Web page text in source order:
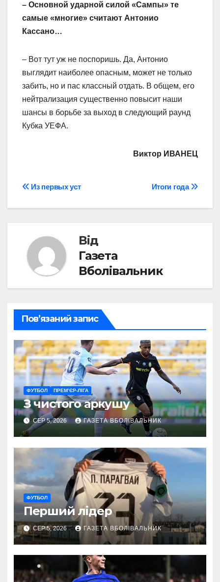
– Основной ударной силой «Сампы» те
самые «многие» считают Антонио
Кассано…
– Вот тут уж не поспоришь. Да, Антонио
выглядит наиболее опасным, может не только
забить, но и пас классный отдать. В общем, его
нейтрализация существенно повысит наши
шансы в борьбе за выход в следующий раунд
Кубка УЕФА.
Виктор ИВАНЕЦ
Навігація
записів
Итоги года
Из первых уст
Від
Газета
Вболівальник
Пов’язаний запис
ФУТБОЛ ПРЕМ’ЄР-ЛІГА
З чистого аркушу
СЕР 5, 2026 ГАЗЕТА ВБОЛІВАЛЬНИК
ФУТБОЛ
Перший лідер
СЕР 5, 2026 ГАЗЕТА ВБОЛІВАЛЬНИК